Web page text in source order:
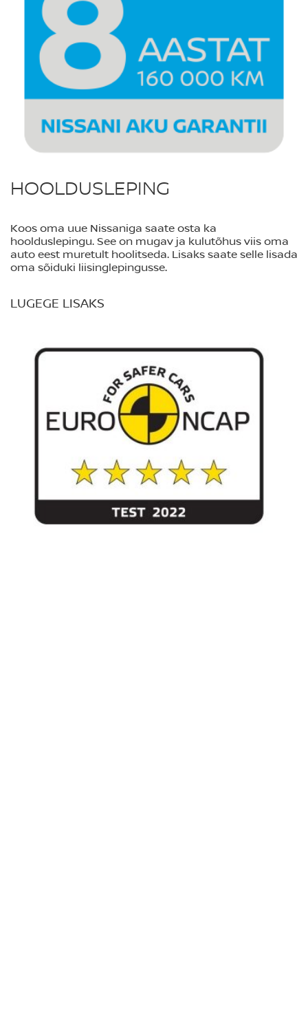
HOOLDUSLEPING
Koos oma uue Nissaniga saate osta ka
hoolduslepingu. See on mugav ja kulutõhus viis oma
auto eest muretult hoolitseda. Lisaks saate selle lisada
oma sõiduki liisinglepingusse.
LUGEGE LISAKS